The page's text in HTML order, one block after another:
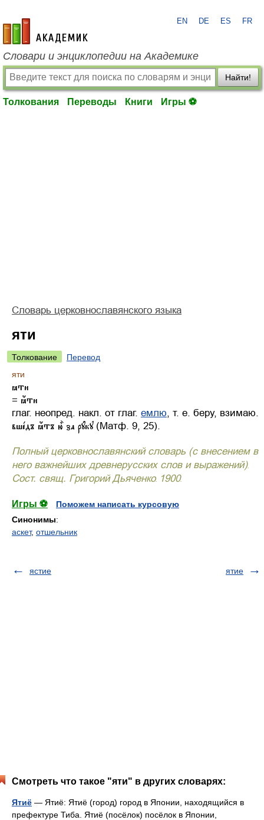
academic.ru
EN DE ES FR
Словари и энциклопедии на Академике
Найти!
Толкования Переводы Книги Игры ⚽
Словарь церковнославянского языка
яти
Толкование
Перевод
яти

= 
глаг. неопред. накл. от глаг. емлю, т. е. беру, взимаю.
     (Матф. 9, 25).
Полный церковнославянский словарь (с внесением в
него важнейших древнерусских слов и выражений).
Сост. свящ. Григорий Дьяченко. 1900.
Игры ⚽
Поможем написать курсовую
Синонимы:
аскет, отшельник
ястие ятие
Смотреть что такое "яти" в других словарях:
Ятиё — Ятиё: Ятиё (город) город в Японии, находящийся в
префектуре Тиба. Ятиё (посёлок) посёлок в Японии,